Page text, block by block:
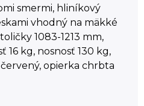
smermi, hliníkový
vhodný na mäkké
1083-1213 mm,
16 kg, nosnosť 130 kg,
opierka chrbta